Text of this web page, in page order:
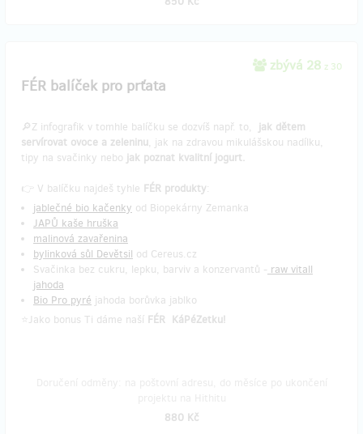
zbývá 28 z 30
FÉR balíček pro prťata
🔎Z infografik v tomhle balíčku se dozvíš např. to, jak dětem
servírovat ovoce a zeleninu, jak na zdravou mikulášskou nadílku,
tipy na svačinky nebo jak poznat kvalitní jogurt.
👉 V balíčku najdeš tyhle FÉR produkty:
jablečné bio kačenky od Biopekárny Zemanka
JAPŮ kaše hruška
malinová zavařenina
bylinková sůl Devětsil od Cereus.cz
Svačinka bez cukru, lepku, barviv a konzervantů - raw vitall
jahoda
Bio Pro pyré jahoda borůvka jablko
⭐Jako bonus Ti dáme naší FÉR KáPéZetku!
880 Kč